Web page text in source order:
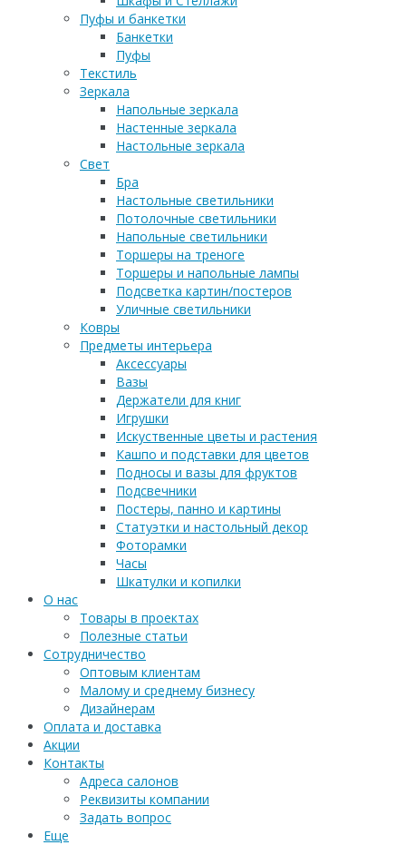
Пуфы и банкетки
Банкетки
Пуфы
Текстиль
Зеркала
Напольные зеркала
Настенные зеркала
Настольные зеркала
Свет
Бра
Настольные светильники
Потолочные светильники
Напольные светильники
Торшеры на треноге
Торшеры и напольные лампы
Подсветка картин/постеров
Уличные светильники
Ковры
Предметы интерьера
Аксессуары
Вазы
Держатели для книг
Игрушки
Искуственные цветы и растения
Кашпо и подставки для цветов
Подносы и вазы для фруктов
Подсвечники
Постеры, панно и картины
Статуэтки и настольный декор
Фоторамки
Часы
Шкатулки и копилки
О нас
Товары в проектах
Полезные статьи
Сотрудничество
Оптовым клиентам
Малому и среднему бизнесу
Дизайнерам
Оплата и доставка
Акции
Контакты
Адреса салонов
Реквизиты компании
Задать вопрос
Еще